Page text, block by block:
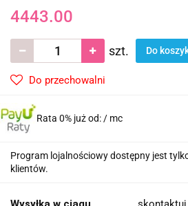
4443.00
szt. Do
Do przechowalni
Rata 0% już od:/ mc
Program lojalnościowy dostępny jest
klientów.